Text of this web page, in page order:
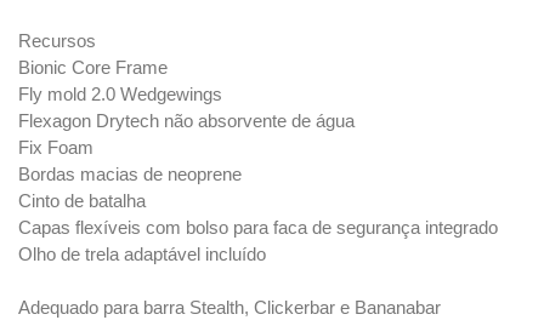
Recursos
Bionic Core Frame
Fly mold 2.0 Wedgewings
Flexagon Drytech não absorvente de água
Fix Foam
Bordas macias de neoprene
Cinto de batalha
Capas flexíveis com bolso para faca de segurança integrado
Olho de trela adaptável incluído
Adequado para barra Stealth, Clickerbar e Bananabar